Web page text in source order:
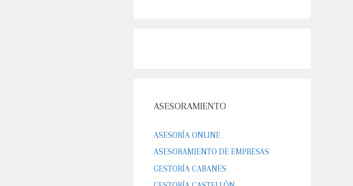
ASESORAMIENTO
ASESORÍA ONLINE
ASESORAMIENTO DE EMPRESAS
GESTORÍA CABANES